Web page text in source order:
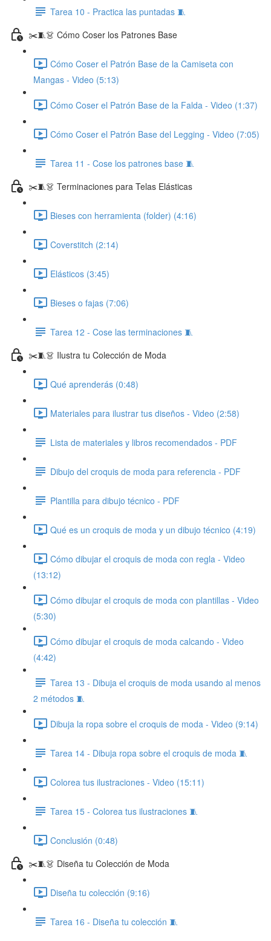
Tarea 10 - Practica las puntadas 🧵
✂️🧵👗 Cómo Coser los Patrones Base
Cómo Coser el Patrón Base de la Camiseta con
Mangas - Video (5:13)
Cómo Coser el Patrón Base de la Falda - Video (1:37)
Cómo Coser el Patrón Base del Legging - Video (7:05)
Tarea 11 - Cose los patrones base 🧵
✂️🧵👗 Terminaciones para Telas Elásticas
Bieses con herramienta (folder) (4:16)
Coverstitch (2:14)
Elásticos (3:45)
Bieses o fajas (7:06)
Tarea 12 - Cose las terminaciones 🧵
✂️🧵👗 Ilustra tu Colección de Moda
Qué aprenderás (0:48)
Materiales para ilustrar tus diseños - Video (2:58)
Lista de materiales y libros recomendados - PDF
Dibujo del croquis de moda para referencia - PDF
Plantilla para dibujo técnico - PDF
Qué es un croquis de moda y un dibujo técnico (4:19)
Cómo dibujar el croquis de moda con regla - Video
(13:12)
Cómo dibujar el croquis de moda con plantillas - Video
(5:30)
Cómo dibujar el croquis de moda calcando - Video
(4:42)
Tarea 13 - Dibuja el croquis de moda usando al menos
2 métodos 🧵
Dibuja la ropa sobre el croquis de moda - Video (9:14)
Tarea 14 - Dibuja ropa sobre el croquis de moda 🧵
Colorea tus ilustraciones - Video (15:11)
Tarea 15 - Colorea tus ilustraciones 🧵
Conclusión (0:48)
✂️🧵👗 Diseña tu Colección de Moda
Diseña tu colección (9:16)
Tarea 16 - Diseña tu colección 🧵